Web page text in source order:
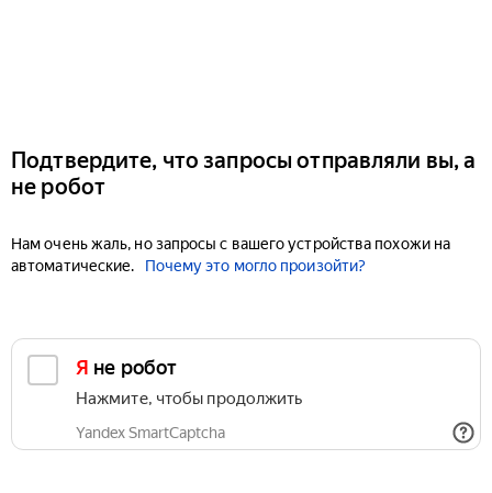
Подтвердите, что запросы отправляли вы, а
не робот
Нам очень жаль, но запросы с вашего устройства похожи на
автоматические.
Почему это могло произойти?
Я не робот
Нажмите, чтобы продолжить
Yandex SmartCaptcha